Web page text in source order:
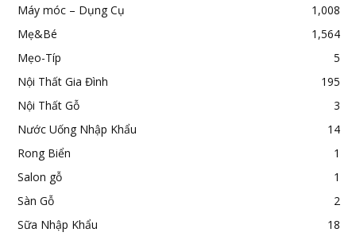
Máy móc – Dụng Cụ
1,008
Mẹ&Bé
1,564
Mẹo-Típ
5
Nội Thất Gia Đình
195
Nội Thất Gỗ
3
Nước Uống Nhập Khẩu
14
Rong Biển
1
Salon gỗ
1
Sàn Gỗ
2
Sữa Nhập Khẩu
18